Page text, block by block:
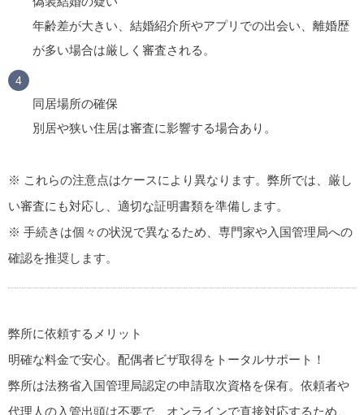
年齢差が大きい、結婚紹介所やアプリでの出会い、離婚歴
が多い場合は厳しく審査される。
同居場所の確保
別居や狭い住居は審査に影響する場合あり。
※ これらの注意点はケースにより異なります。弊所では、厳し
い審査にも対応し、適切な証明書類を準備します。
※ 手続きは個々の状況で異なるため、専門家や入国管理局への
確認を推奨します。
弊所に依頼するメリット
明確な料金で安心。配偶者ビザ取得をトータルサポート！
弊所は法務省入国管理局認定の申請取次資格を保有。依頼者や
代理人の入管出頭は不要で、オンラインで直接対応するため、